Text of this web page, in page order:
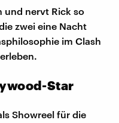
und nervt Rick so
zwei eine Nacht
im Clash
Star
Showreel für die